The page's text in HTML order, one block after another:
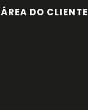
ÁREA DO CLIENTE